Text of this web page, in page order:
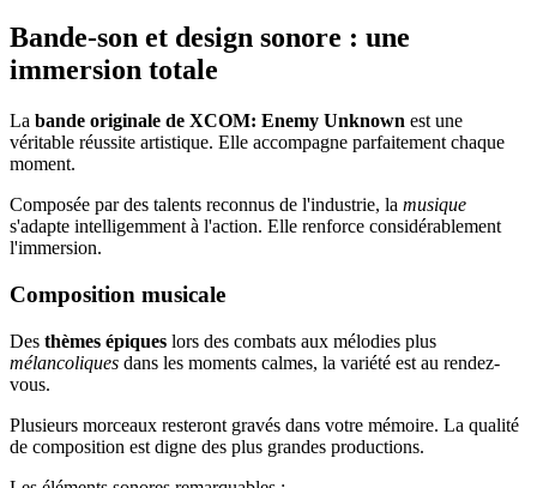
Bande-son et design sonore : une
immersion totale
La bande originale de XCOM: Enemy Unknown est une
véritable réussite artistique. Elle accompagne parfaitement chaque
moment.
Composée par des talents reconnus de l'industrie, la musique
s'adapte intelligemment à l'action. Elle renforce considérablement
l'immersion.
Composition musicale
Des thèmes épiques lors des combats aux mélodies plus
mélancoliques dans les moments calmes, la variété est au rendez-
vous.
Plusieurs morceaux resteront gravés dans votre mémoire. La qualité
de composition est digne des plus grandes productions.